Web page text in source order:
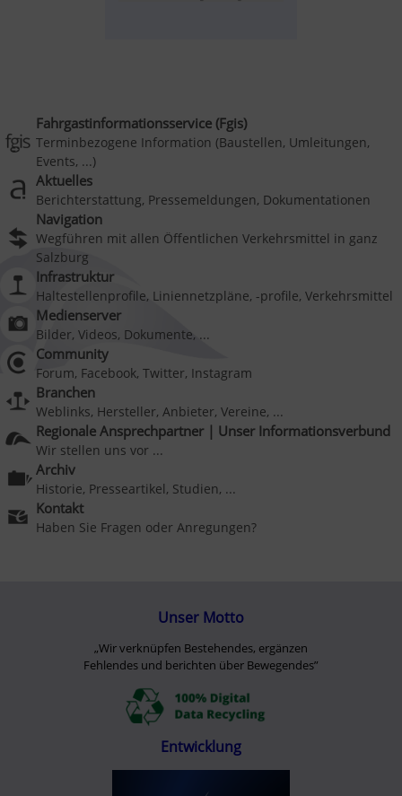
Fahrgastinformationsservice (Fgis)
Terminbezogene Information (Baustellen, Umleitungen,
Events, ...)
Aktuelles
Berichterstattung, Pressemeldungen, Dokumentationen
Navigation
Wegführen mit allen Öffentlichen Verkehrsmittel in ganz
Salzburg
Infrastruktur
Haltestellenprofile, Liniennetzpläne, -profile, Verkehrsmittel
Medienserver
Bilder, Videos, Dokumente, ...
Community
Forum, Facebook, Twitter, Instagram
Branchen
Weblinks, Hersteller, Anbieter, Vereine, ...
Regionale Ansprechpartner | Unser Informationsverbund
Wir stellen uns vor ...
Archiv
Historie, Presseartikel, Studien, ...
Kontakt
Haben Sie Fragen oder Anregungen?
Unser Motto
„Wir verknüpfen Bestehendes, ergänzen
Fehlendes und berichten über Bewegendes”
Entwicklung